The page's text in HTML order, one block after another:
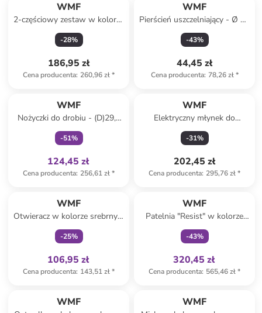
WMF
2-częściowy zestaw w kolorze
biało-srebrnym do mleka i
cukru
-28%
186,95 zł
Cena producenta: 260,96 zł*
WMF
Pierścień uszczelniający - Ø 18
cm
-43%
44,45 zł
Cena producenta: 78,26 zł*
WMF
Nożyczki do drobiu - (D)29,5
cm
-51%
124,45 zł
Cena producenta: 256,61 zł*
WMF
Elektryczny młynek do
przypraw - wys. 21 x Ø 5 cm
-31%
202,45 zł
Cena producenta: 295,76 zł*
WMF
Otwieracz w kolorze srebrnym
do puszek
-25%
106,95 zł
Cena producenta: 143,51 zł*
WMF
Patelnia "Resist" w kolorze
srebrnym - Ø 28 cm
-43%
320,45 zł
Cena producenta: 565,46 zł*
WMF WMF